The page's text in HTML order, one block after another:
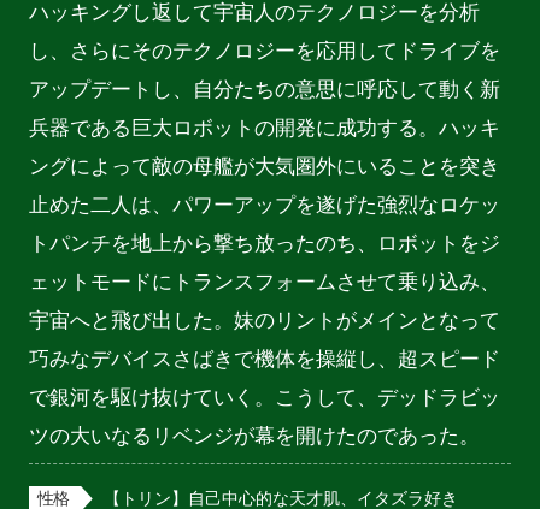
ハッキングし返して宇宙人のテクノロジーを分析
し、さらにそのテクノロジーを応用してドライブを
アップデートし、自分たちの意思に呼応して動く新
兵器である巨大ロボットの開発に成功する。ハッキ
ングによって敵の母艦が大気圏外にいることを突き
止めた二人は、パワーアップを遂げた強烈なロケッ
トパンチを地上から撃ち放ったのち、ロボットをジ
ェットモードにトランスフォームさせて乗り込み、
宇宙へと飛び出した。妹のリントがメインとなって
巧みなデバイスさばきで機体を操縦し、超スピード
で銀河を駆け抜けていく。こうして、デッドラビッ
ツの大いなるリベンジが幕を開けたのであった。
性格
【トリン】自己中心的な天才肌、イタズラ好き